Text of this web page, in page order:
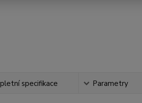
specifikace Parametry